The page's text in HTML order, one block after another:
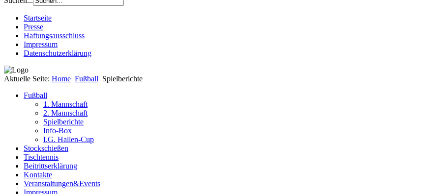
Startseite
Presse
Haftungsausschluss
Impressum
Datenschutzerklärung
Aktuelle Seite: Home Fußball Spielberichte
Fußball
1. Mannschaft
2. Mannschaft
Spielberichte
Info-Box
I.G. Hallen-Cup
Stockschießen
Tischtennis
Beitrittserklärung
Kontakte
Veranstaltungen&Events